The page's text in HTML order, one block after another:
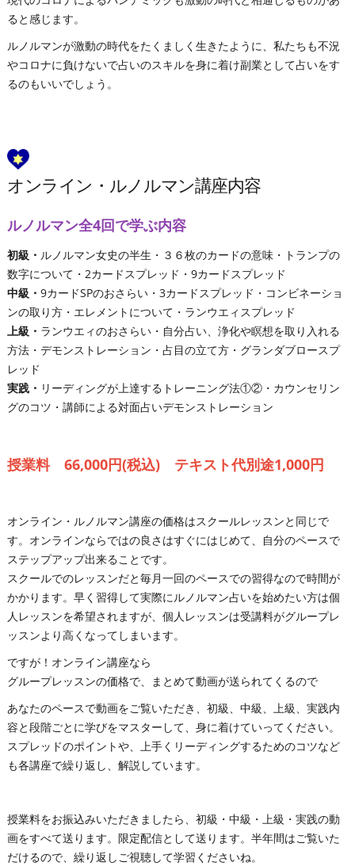
ると感じます。
ルノルマンが激動の時代をたくましく生きたように、私たちも不況
やコロナに負けないで占いのスキルを身に着け副業として占いをす
るのもいいでしょう。
オンライン・ルノルマン講座内容
ルノルマン全4回で学ぶ内容
初級・ ルノルマン女史の半生・３６枚のカードの意味・トランプの
数字について・2カードスプレッド・9カードスプレッド
中級・ 9カードSPのおさらい・3カードスプレッド・コンビネーショ
ンの取り方・エレメントについて・ランウエィスプレッド
上級・ ランウエィのおさらい・自分占い、浄化や瞑想を取り入れる
方法・デモンストレーション・占目の立て方・グランダブロースプ
レッド
実践・ リーディングが上達するトレーニング法①②・カウンセリン
グのコツ・講師による対面占いデモンストレーション
授業料 66,000円(税込) テキスト代別途1,000円
オンライン・ルノルマン講座の価格はスクールレッスンと同じで
す。オンラインならではの良さはすぐにはじめて、自分のペースで
ステップアップ出来ることです。
スクールでのレッスンだと毎月一回のペースでの習得なので時間が
かかります。早く習得して実際にルノルマン占いを始めたい方は個
人レッスンを希望されますが、個人レッスンは受講料がグループレ
ッスンより高くなってしまいます。
ですが！オンライン講座なら
グループレッスンの価格で、まとめて動画が送られてくるので
あなたのペースで動画をご覧いただき、初級、中級、上級、実践内
容と段階ごとに学びをマスターして、身に着けていってください。
スプレッドのポイントや、上手くリーディングするためのコツなど
も各講座で繰り返し、解説しています。
授業料をお振込みいただきましたら、初級・中級・上級・実践の動
画をすべて送ります。限定配信として送ります。半年間はご覧いた
だけるので、繰り返しご視聴して学習くださいね。